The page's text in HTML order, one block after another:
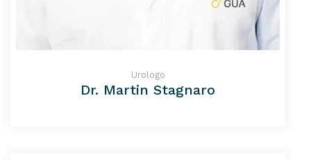
Urologo
Dr. Martin Stagnaro